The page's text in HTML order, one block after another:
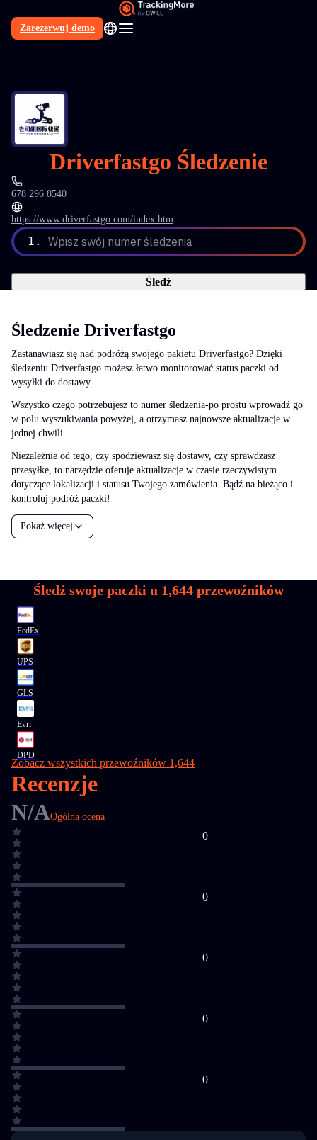
Zarezerwuj demo
PL
Driverfastgo Śledzenie
678 296 8540
https://www.driverfastgo.com/index.htm
1. Wpisz swój numer śledzenia
Śledź
Śledzenie Driverfastgo
Zastanawiasz się nad podróżą swojego pakietu Driverfastgo? Dzięki
śledzeniu Driverfastgo możesz łatwo monitorować status paczki od
wysyłki do dostawy.
Wszystko czego potrzebujesz to numer śledzenia-po prostu wprowadź go
w polu wyszukiwania powyżej, a otrzymasz najnowsze aktualizacje w
jednej chwili.
Niezależnie od tego, czy spodziewasz się dostawy, czy sprawdzasz
przesyłkę, to narzędzie oferuje aktualizacje w czasie rzeczywistym
dotyczące lokalizacji i statusu Twojego zamówienia. Bądź na bieżąco i
kontroluj podróż paczki!
Pokaż więcej
Śledź swoje paczki u 1,644 przewoźników
FedEx
UPS
GLS
Evri
DPD
Zobacz wszystkich przewoźników 1,644
Recenzje
N/AOgólna ocena
0
0
0
0
0